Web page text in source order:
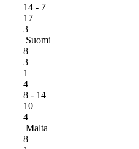
14 - 7
17
3
Suomi
8
3
1
4
8 - 14
10
4
Malta
8